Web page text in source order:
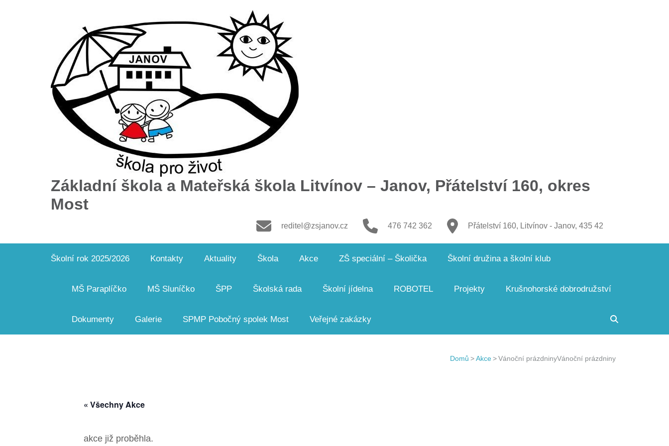
Základní škola a Mateřská škola Litvínov – Janov, Přátelství 160, okres
Most
Přátelství 160, Litvínov - Janov, 435 42
476 742 362
reditel@zsjanov.cz
Školní rok 2025/2026 Kontakty Aktuality Škola Akce ZŠ speciální – Školička Školní družina a školní klub
MŠ Paraplíčko MŠ Sluníčko ŠPP Školská rada Školní jídelna ROBOTEL Projekty Krušnohorské dobrodružství
Dokumenty Galerie SPMP Pobočný spolek Most Veřejné zakázky
Domů >Akce>Vánoční prázdninyVánoční prázdniny
« Všechny Akce
akce již proběhla.